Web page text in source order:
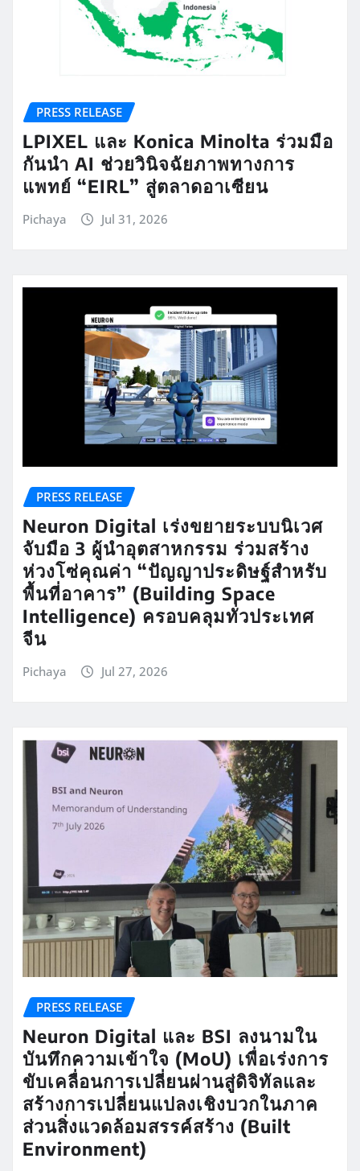
PRESS RELEASE
LPIXEL และ Konica Minolta ร่วมมือ
กันนำ AI ช่วยวินิจฉัยภาพทางการ
แพทย์ “EIRL” สู่ตลาดอาเซียน
Pichaya Jul 31, 2026
PRESS RELEASE
Neuron Digital เร่งขยายระบบนิเวศ
จับมือ 3 ผู้นำอุตสาหกรรม ร่วมสร้าง
ห่วงโซ่คุณค่า “ปัญญาประดิษฐ์สำหรับ
พื้นที่อาคาร” (Building Space
Intelligence) ครอบคลุมทั่วประเทศ
จีน
Pichaya Jul 27, 2026
PRESS RELEASE
Neuron Digital และ BSI ลงนามใน
บันทึกความเข้าใจ (MoU) เพื่อเร่งการ
ขับเคลื่อนการเปลี่ยนผ่านสู่ดิจิทัลและ
สร้างการเปลี่ยนแปลงเชิงบวกในภาค
ส่วนสิ่งแวดล้อมสรรค์สร้าง (Built
Environment)